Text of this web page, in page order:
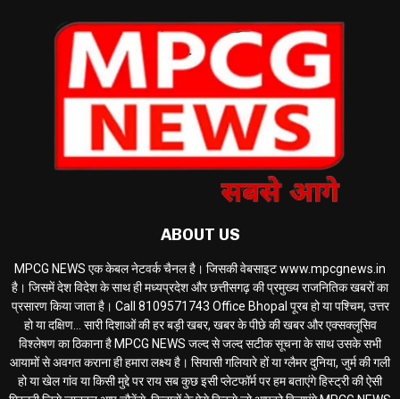
ABOUT US
MPCG NEWS एक केबल नेटवर्क चैनल है। जिसकी वेबसाइट www.mpcgnews.in
है। जिसमें देश विदेश के साथ ही मध्यप्रदेश और छत्तीसगढ़ की प्रमुख्य राजनितिक खबरों का
प्रसारण किया जाता है। Call 8109571743 Office Bhopal पूरब हो या पश्चिम, उत्तर
हो या दक्षिण... सारी दिशाओं की हर बड़ी खबर, खबर के पीछे की खबर और एक्सक्लूसिव
विश्लेषण का ठिकाना है MPCG NEWS जल्द से जल्द सटीक सूचना के साथ उसके सभी
आयामों से अवगत कराना ही हमारा लक्ष्य है। सियासी गलियारे हों या ग्लैमर दुनिया, जुर्म की गली
हो या खेल गांव या किसी मुद्दे पर राय सब कुछ इसी प्लेटफॉर्म पर हम बताएंगे हिस्ट्री की ऐसी